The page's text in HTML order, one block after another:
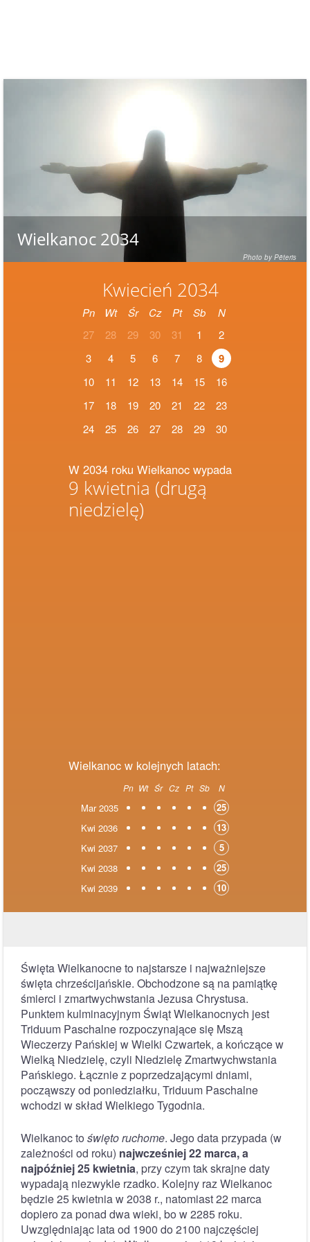
Kwiecień 2034
Pn Wt Śr Cz Pt Sb
N
27
28 29 30 31 1
2
3
4 5 6 7 8 9
10 11 12 13 14 15
16
17
18 19 20 21 22
23
24
25 26 27 28 29 30
W 2034 roku Wielkanoc wypada
9 kwietnia (drugą
niedzielę)
Wielkanoc w kolejnych latach:
Pn Wt Śr Cz Pt Sb N
Mar 2035
25
Kwi 2036
13
Kwi 2037
5
Kwi 2038
25
Kwi 2039
10
Wielkanoc 2034
Photo by Pēteris
Święta Wielkanocne to najstarsze i najważniejsze
święta chrześcijańskie. Obchodzone są na pamiątkę
śmierci i zmartwychwstania Jezusa Chrystusa.
Punktem kulminacyjnym Świąt Wielkanocnych jest
Triduum Paschalne rozpoczynające się Mszą
Wieczerzy Pańskiej w Wielki Czwartek, a kończące w
Wielką Niedzielę, czyli Niedzielę Zmartwychwstania
Pańskiego. Łącznie z poprzedzającymi dniami,
począwszy od poniedziałku, Triduum Paschalne
wchodzi w skład Wielkiego Tygodnia.
Wielkanoc to święto ruchome. Jego data przypada (w
zależności od roku) najwcześniej 22 marca, a
najpóźniej 25 kwietnia, przy czym tak skrajne daty
wypadają niezwykle rzadko. Kolejny raz Wielkanoc
będzie 25 kwietnia w 2038 r., natomiast 22 marca
dopiero za ponad dwa wieki, bo w 2285 roku.
Uwzględniając lata od 1900 do 2100 najczęściej